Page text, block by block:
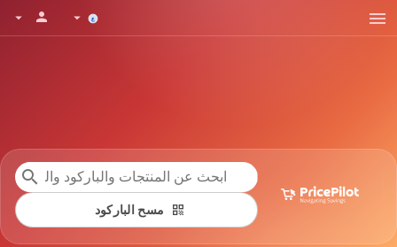
menu
arrow_drop_down
person
arrow_drop_down
search
qr_code مسح الباركود